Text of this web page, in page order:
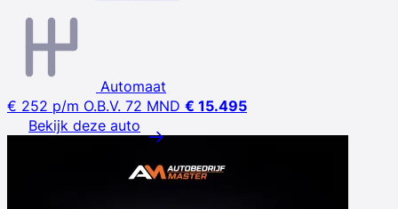
Automaat
€ 252 p/m O.B.V. 72 MND € 15.495
Bekijk deze auto